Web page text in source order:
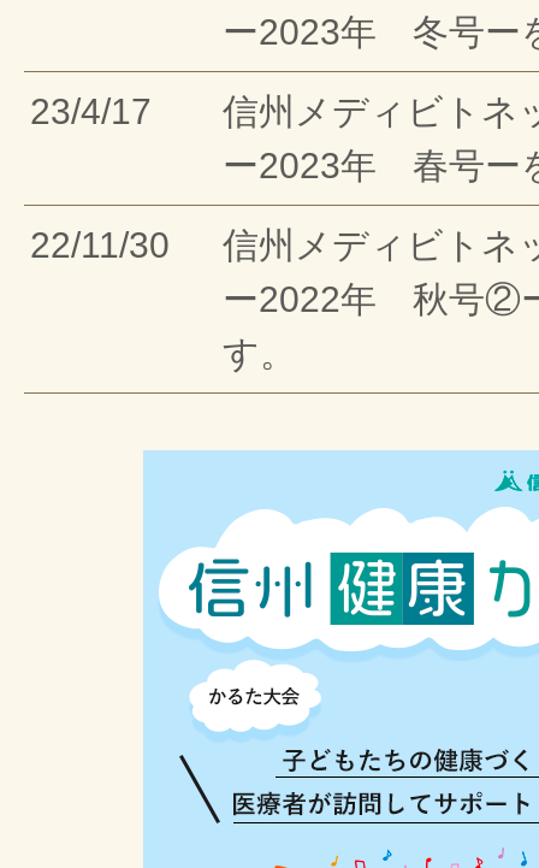
ー2023年 冬号ー
23/4/17
信州メディビトネ
ー2023年 春号ー
22/11/30
信州メディビトネ
ー2022年 秋号②
す。